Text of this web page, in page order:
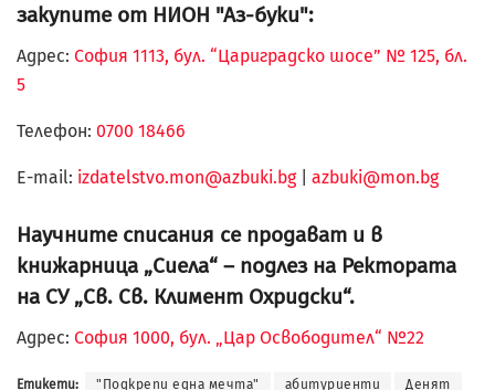
закупите от НИОН "Аз-буки":
Адрес: София 1113, бул. “Цариградско шосе” № 125, бл.
5
Телефон: 0700 18466
Е-mail: izdatelstvo.mon@azbuki.bg| azbuki@mon.bg
Научните списания се продават и в
книжарница „Сиела“ – подлез на Ректората
на СУ „Св. Св. Климент Охридски“.
Адрес: София 1000, бул. „Цар Освободител“ №22
Етикети: "Подкрепи една мечта" абитуриенти Денят